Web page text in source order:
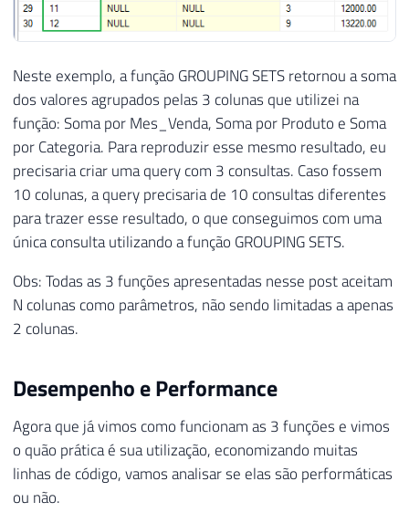
Neste exemplo, a função GROUPING SETS retornou a soma
dos valores agrupados pelas 3 colunas que utilizei na
função: Soma por Mes_Venda, Soma por Produto e Soma
por Categoria. Para reproduzir esse mesmo resultado, eu
precisaria criar uma query com 3 consultas. Caso fossem
10 colunas, a query precisaria de 10 consultas diferentes
para trazer esse resultado, o que conseguimos com uma
única consulta utilizando a função GROUPING SETS.
Obs: Todas as 3 funções apresentadas nesse post aceitam
N colunas como parâmetros, não sendo limitadas a apenas
2 colunas.
Desempenho e Performance
Agora que já vimos como funcionam as 3 funções e vimos
o quão prática é sua utilização, economizando muitas
linhas de código, vamos analisar se elas são performáticas
ou não.